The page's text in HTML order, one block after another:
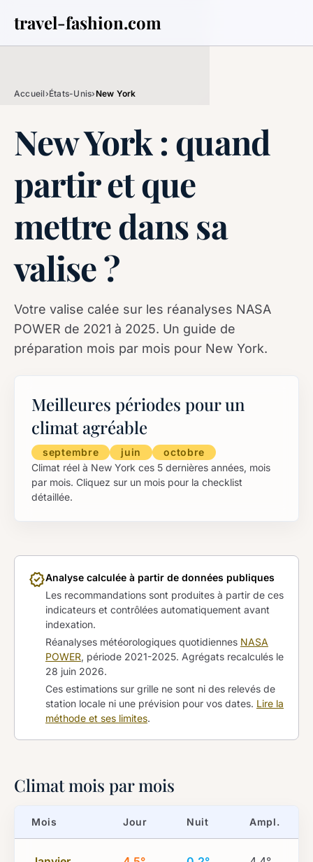
travel-fashion.com
Accueil›États-Unis›New York
New York : quand
partir et que
mettre dans sa
valise ?
Votre valise calée sur les réanalyses NASA
POWER de 2021 à 2025. Un guide de
préparation mois par mois pour New York.
Meilleures périodes pour un
climat agréable
septembre juin
octobre
Climat réel à New York ces 5 dernières années, mois
par mois. Cliquez sur un mois pour la checklist
détaillée.
verifiedAnalyse calculée à partir de données publiques
Les recommandations sont produites à partir de ces
indicateurs et contrôlées automatiquement avant
indexation.
Réanalyses météorologiques quotidiennes NASA
POWER, période 2021-2025. Agrégats recalculés le
28 juin 2026.
Ces estimations sur grille ne sont ni des relevés de
station locale ni une prévision pour vos dates. Lire la
méthode et ses limites.
Climat mois par mois
Mois Jour Nuit Ampl.